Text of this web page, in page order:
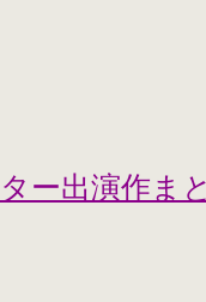
ー出演作ま